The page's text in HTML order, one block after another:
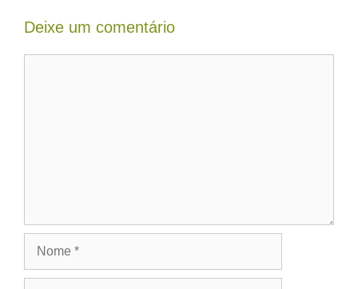
Deixe um comentário